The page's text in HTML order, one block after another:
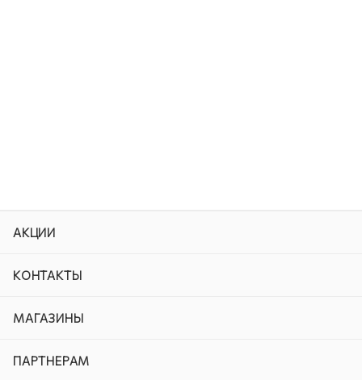
АКЦИИ
КОНТАКТЫ
МАГАЗИНЫ
ПАРТНЕРАМ